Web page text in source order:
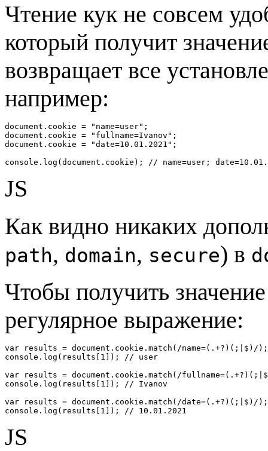
Чтение кук не совсем
который получит
возвращает все
например:
document.cookie = "name=user";
document.cookie = "fullname=Ivanov";
document.cookie = "date=10.01.2021";
console.log(document.cookie); // name=user;
JS
Как видно никаких
path, domain, secure) в
Чтобы получить
регулярное выражение:
var results = document.cookie.match(/name=(.+?)(;|$)/);
console.log(results[1]); // user
var results = document.cookie.match(/
console.log(results[1]); // Ivanov
var results = document.cookie.match(/date=(.+?)(;|$)/);
console.log(results[1]); // 10.01.2021
JS